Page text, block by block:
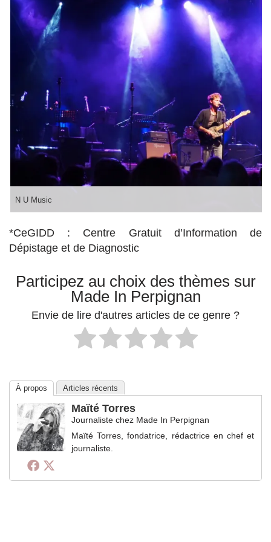
N U Music
*CeGIDD : Centre Gratuit d’Information de
Dépistage et de Diagnostic
Participez au choix des thèmes sur
Made In Perpignan
Envie de lire d'autres articles de ce genre ?
À propos Articles récents
Maïté Torres
Journaliste chez Made In Perpignan
Maïté Torres, fondatrice, rédactrice en chef et
journaliste.